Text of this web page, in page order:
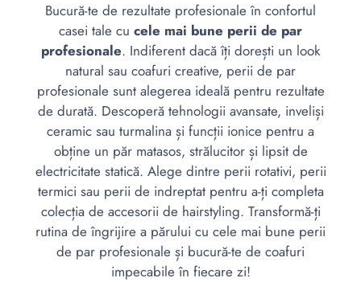
Bucură-te de rezultate profesionale în confortul
casei tale cu cele mai bune perii de par
profesionale. Indiferent dacă îți dorești un look
natural sau coafuri creative, perii de par
profesionale sunt alegerea ideală pentru rezultate
de durată. Descoperă tehnologii avansate, inveliși
ceramic sau turmalina și funcții ionice pentru a
obține un păr matasos, strălucitor și lipsit de
electricitate statică. Alege dintre perii rotativi, perii
termici sau perii de indreptat pentru a-ți completa
colecția de accesorii de hairstyling. Transformă-ți
rutina de îngrijire a părului cu cele mai bune perii
de par profesionale și bucură-te de coafuri
impecabile în fiecare zi!